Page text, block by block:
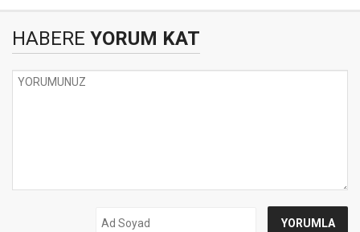
HABERE YORUM KAT